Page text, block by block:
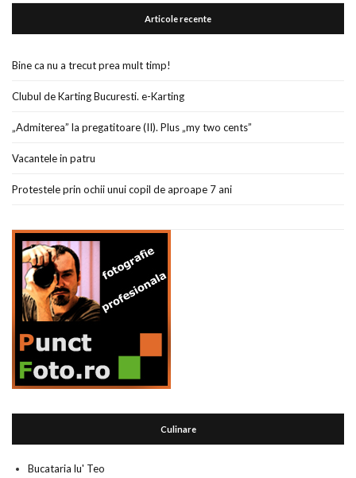
Articole recente
Bine ca nu a trecut prea mult timp!
Clubul de Karting Bucuresti. e-Karting
„Admiterea” la pregatitoare (II). Plus „my two cents”
Vacantele in patru
Protestele prin ochii unui copil de aproape 7 ani
Culinare
Bucataria lu' Teo